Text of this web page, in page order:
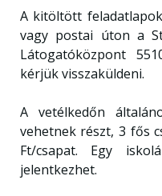
A kitöltött
vagy postai úton a
Látogatóközpont
kérjük visszaküldeni.
A vetélkedőn
vehetnek részt, 3 fős
Ft/csapat. Egy
jelentkezhet.